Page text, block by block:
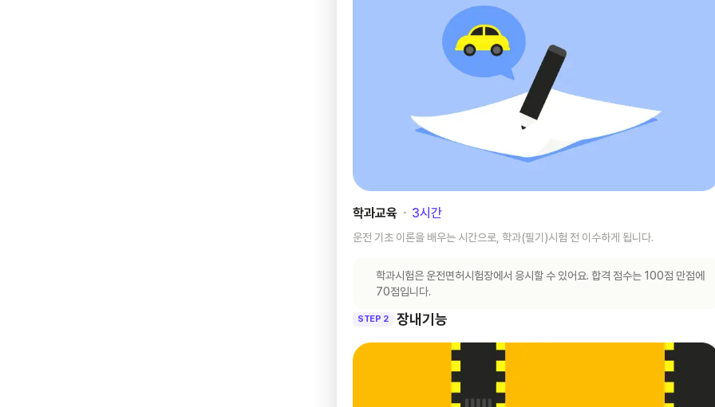
학과교육 ･ 3시간
운전 기초 이론을 배우는 시간으로, 학과(필기)시험 전 이수하게 됩니다.
학과시험은 운전면허시험장에서 응시할 수 있어요. 합격 점수는 100점 만점에
70점입니다.
STEP 2 장내기능